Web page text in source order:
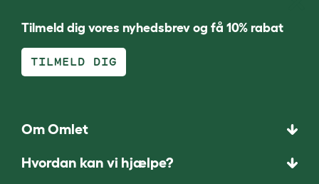
Tilmeld dig vores nyhedsbrev og få 10% rabat
TILMELD DIG
Om Omlet
Hvordan kan vi hjælpe?